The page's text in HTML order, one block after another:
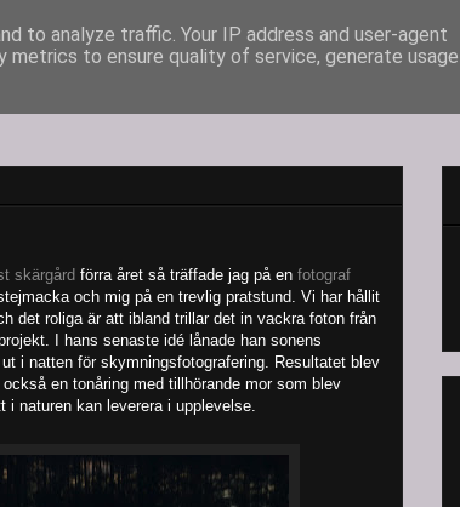
skärgård förra året så träffade jag på en fotograf
och mig på en trevlig pratstund. Vi har hållit
det roliga är att ibland trillar det in vackra foton från
I hans senaste idé lånade han sonens
i natten för skymningsfotografering. Resultatet blev
en tonåring med tillhörande mor som blev
i naturen kan leverera i upplevelse.
to analyze traffic. Your IP address and user-agent
metrics to ensure quality of service, generate usage